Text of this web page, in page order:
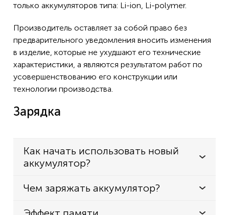
только аккумуляторов типа: Li-ion, Li-polymer.
Производитель оставляет за собой право без
предварительного уведомления вносить изменения
в изделие, которые не ухудшают его технические
характеристики, а являются результатом работ по
усовершенствованию его конструкции или
технологии производства.
Зарядка
Как начать использовать новый
аккумулятор?
Чем заряжать аккумулятор?